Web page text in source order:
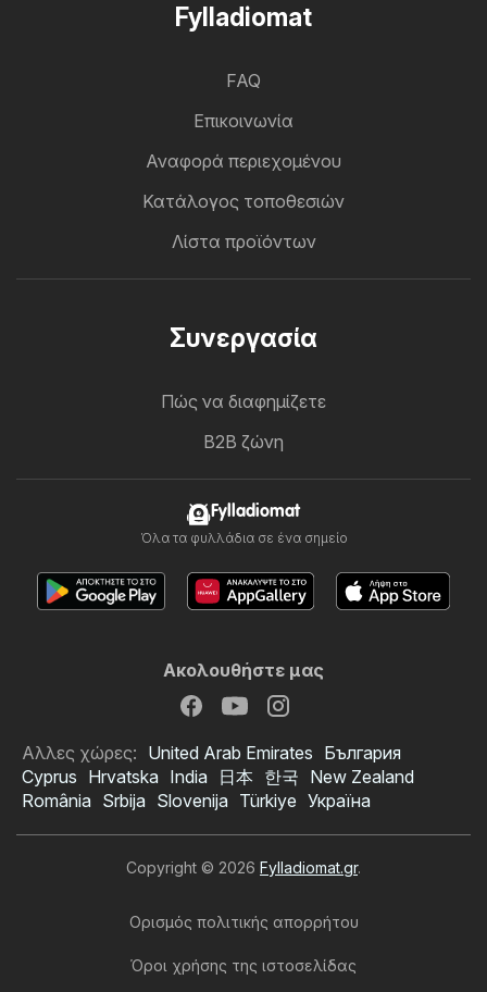
Fylladiomat
FAQ
Επικοινωνία
Αναφορά περιεχομένου
Κατάλογος τοποθεσιών
Λίστα προϊόντων
Συνεργασία
Πώς να διαφημίζετε
B2B ζώνη
Fylladiomat
Όλα τα φυλλάδια σε ένα σημείο
Ακολουθήστε μας
Αλλες χώρες: United Arab Emirates България
Cyprus Hrvatska India 日本 한국 New Zealand
România Srbija Slovenija Türkiye Україна
Copyright © 2026 Fylladiomat.gr.
Ορισμός πολιτικής απορρήτου
Όροι χρήσης της ιστοσελίδας